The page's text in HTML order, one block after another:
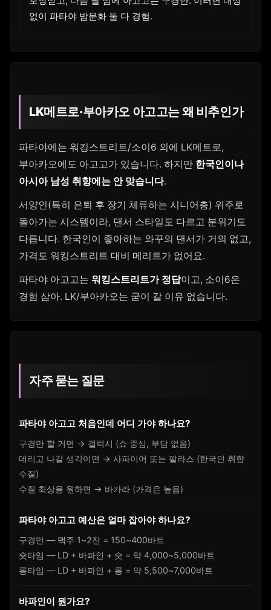
없이 파타야 밤문화 둘 다 경험.
LK메트로·부아카오 아고고는 왜 비추인가
파타야에는 워킹스트리트/소이6 외에 LK메트로,
부아카오에도 아고고가 있습니다. 하지만 한국인이나
아시아 남성 취향에는 안 맞습니다.
서양인(특히 은퇴 후 장기 체류하는 시니어층) 위주로
돌아가는 시스템이라, 댄서 스타일도 다르고 분위기도
다릅니다. 한국인이 좋아하는 와꾸의 댄서가 거의 없고,
가격도 워킹스트리트 대비 메리트가 없어요.
파타야 아고고는 워킹스트리트가 정답이고, 소이6은
경험 삼아. LK/부아카오는 굳이 갈 이유 없습니다.
자주 묻는 질문
파타야 아고고 처음인데 어디 가야 하나요?
구경만 할 거면 → 갤럭시 (쇼 중심, 부담 없음)
데리고 나갈 생각이면 → 사파이어 또는 팔라스 (한국인 취향
수질)
수질 최상을 원하면 → 바카라 (가격은 높음)
파타야 아고고 예산은 얼마 잡아야 하나요?
구경만 — 맥주 1~2잔 = 150~400바트
숏타임 — LD + 바파인 + 숏 = 약 4,000~5,000바트
롱타임 — LD + 바파인 + 롱 = 약 5,500~7,000바트
바파인이 뭔가요?